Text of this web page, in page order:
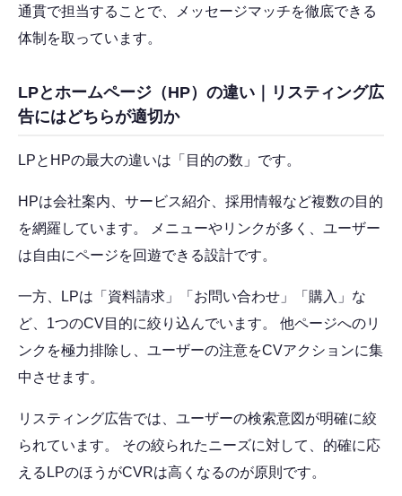
通貫で担当することで、メッセージマッチを徹底できる
体制を取っています。
LPとホームページ（HP）の違い｜リスティング広
告にはどちらが適切か
LPとHPの最大の違いは「目的の数」です。
HPは会社案内、サービス紹介、採用情報など複数の目的
を網羅しています。 メニューやリンクが多く、ユーザー
は自由にページを回遊できる設計です。
一方、LPは「資料請求」「お問い合わせ」「購入」な
ど、1つのCV目的に絞り込んでいます。 他ページへのリ
ンクを極力排除し、ユーザーの注意をCVアクションに集
中させます。
リスティング広告では、ユーザーの検索意図が明確に絞
られています。 その絞られたニーズに対して、的確に応
えるLPのほうがCVRは高くなるのが原則です。